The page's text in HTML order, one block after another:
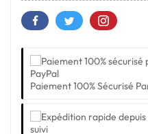
Paiement 100% Sécurisé